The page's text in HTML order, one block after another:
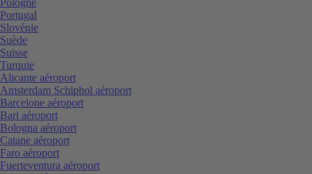
Portugal
Slovénie
Suède
Suisse
Turquie
Alicante aéroport
Amsterdam Schiphol aéroport
Barcelone aéroport
Bari aéroport
Bologna aéroport
Catane aéroport
Faro aéroport
Fuerteventura aéroport